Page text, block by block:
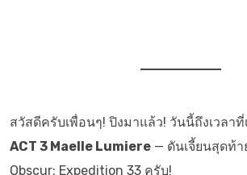
สวัสดีครับเพื่อนๆ! ปิงมาแล้ว! วันนี้ถึงเวลา
ACT 3 Maelle Lumiere — ดันเจี้ยนสุดท้า
Obscur: Expedition 33 ครับ!